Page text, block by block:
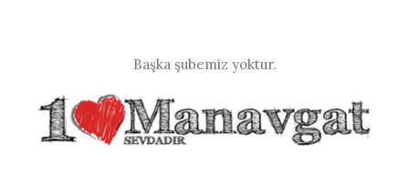
Başka şubemiz yoktur.